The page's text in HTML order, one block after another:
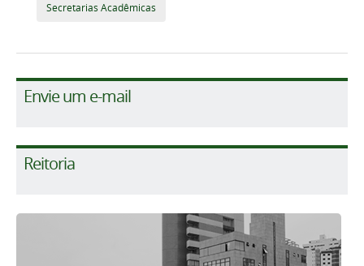
Secretarias Acadêmicas
Envie um e-mail
Reitoria